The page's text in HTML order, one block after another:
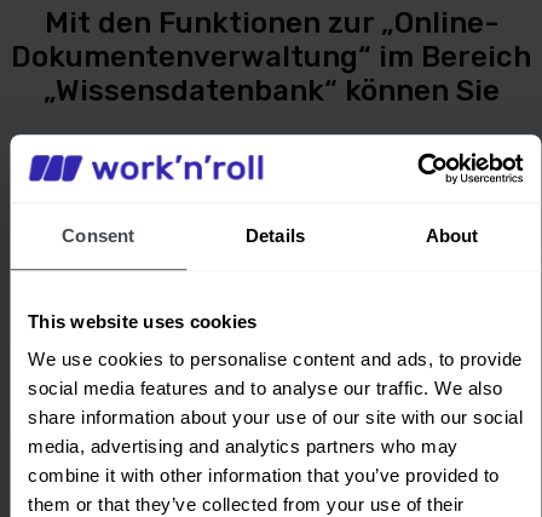
Consent Details About
This website uses cookies
We use cookies to personalise content and ads, to provide
social media features and to analyse our traffic. We also
share information about your use of our site with our social
media, advertising and analytics partners who may
combine it with other information that you’ve provided to
them or that they’ve collected from your use of their
Mit den Funktionen zur „Online-
Dokumentenverwaltung“ im Bereich
„Wissensdatenbank“ können Sie
Dokumenten zentral
Anweisungen hinzufügen und den
Abschluss von Schulungen überwachen